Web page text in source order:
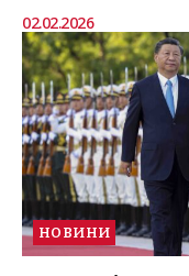
02.02.2026
НОВИНИ